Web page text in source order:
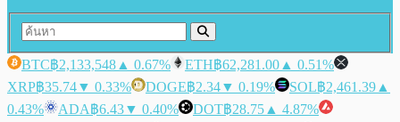
BTC฿2,133,548 ▲ 0.67% ETH฿62,281.00 ▲ 0.51%
XRP฿35.74▼ 0.33% DOGE฿2.34▼ 0.19% SOL฿2,461.39 ▲
0.43%
ADA฿6.43▼ 0.40% DOT฿28.75 ▲ 4.87%